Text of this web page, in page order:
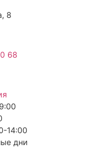
8
68
14:00
дни